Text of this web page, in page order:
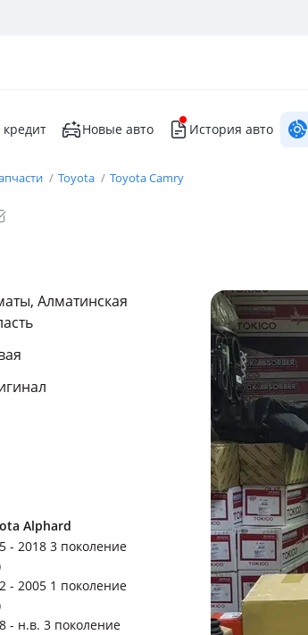
кредит Новые авто История авто
Toyota Toyota Camry
Алматинская
Alphard
- 2018 3 поколение
- 2005 1 поколение
- н.в. 3 поколение